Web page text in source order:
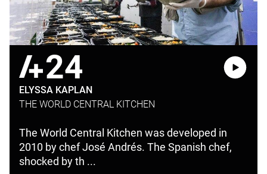
24
ELYSSA KAPLAN
THE WORLD CENTRAL KITCHEN
The World Central Kitchen was developed in
2010 by chef José Andrés. The Spanish chef,
shocked by th ...